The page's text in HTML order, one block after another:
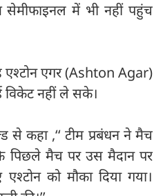
सेमीफाइनल में भी नहीं पहुंच
एश्टोन एगर (Ashton Agar)
विकेट नहीं ले सके।
से कहा ,‘‘ टीम प्रबंधन ने मैच
पिछले मैच पर उस मैदान पर
को मौका दिया गया।